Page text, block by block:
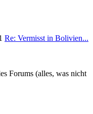
Re: Vermisst in Bolivien...
Forums (alles, was nicht